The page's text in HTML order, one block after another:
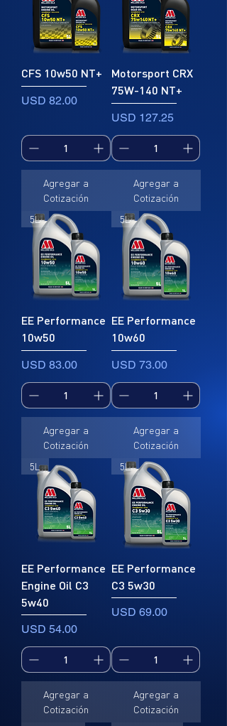
CFS 10w50 NT+
Precio
USD 82.00
Agregar a
Cotización
Motorsport CRX
75W-140 NT+
Precio
USD 127.25
Agregar a
Cotización
5L
EE Performance
10w50
Precio
USD 83.00
Agregar a
Cotización
5L
EE Performance
10w60
Precio
USD 73.00
Agregar a
Cotización
5L
EE Performance
Engine Oil C3
5w40
Precio
USD 54.00
Agregar a
Cotización
5L
EE Performance
C3 5w30
Precio
USD 69.00
Agregar a
Cotización